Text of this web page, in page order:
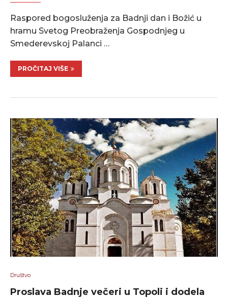
Raspored bogosluženja za Badnji dan i Božić u
hramu Svetog Preobraženja Gospodnjeg u
Smederevskoj Palanci …
PROČITAJ VIŠE
Društvo
Proslava Badnje večeri u Topoli i dodela